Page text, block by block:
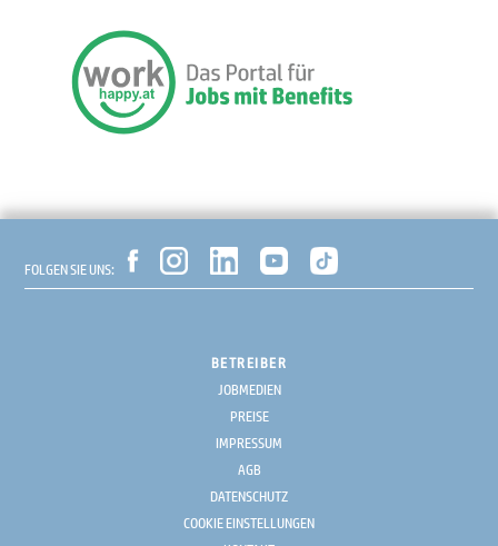
FOLGEN SIE UNS:
BETREIBER
JOBMEDIEN
PREISE
IMPRESSUM
AGB
DATENSCHUTZ
COOKIE EINSTELLUNGEN